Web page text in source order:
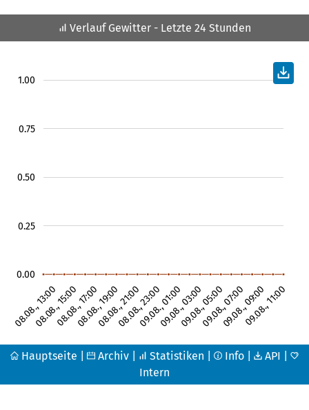
Verlauf Gewitter - Letzte 24 Stunden
0.00
0.25
0.50
0.75
1.00
09.08., 11:00
09.08., 09:00
09.08., 07:00
09.08., 05:00
09.08., 03:00
09.08., 01:00
08.08., 23:00
08.08., 21:00
08.08., 19:00
08.08., 17:00
08.08., 15:00
08.08., 13:00
Hauptseite Archiv Statistiken Info API
Intern